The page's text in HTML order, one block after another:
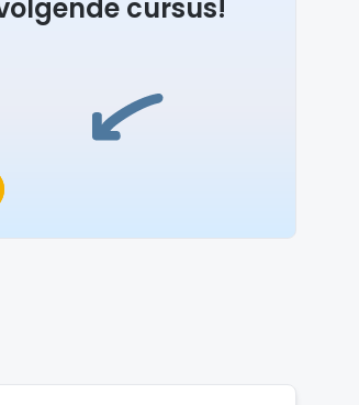
cursus!